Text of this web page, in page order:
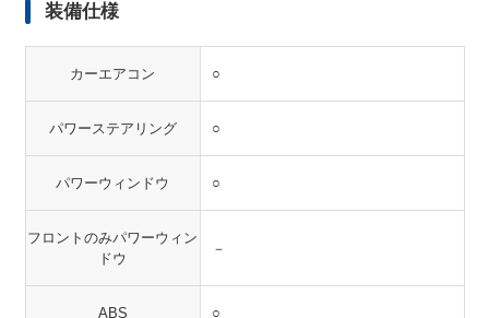
装備仕様
カーエアコン ○
パワーステアリング ○
パワーウィンドウ ○
フロントのみパワーウィン
ドウ
－
ABS ○